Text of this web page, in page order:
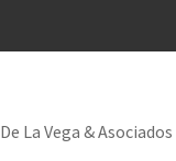
De La Vega & Asociados